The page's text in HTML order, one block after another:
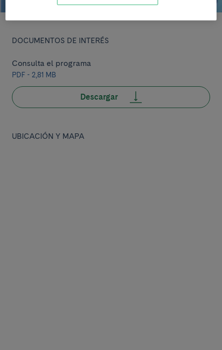
DOCUMENTOS DE INTERÉS
Consulta el programa
PDF - 2,81 MB
Descargar
UBICACIÓN Y MAPA